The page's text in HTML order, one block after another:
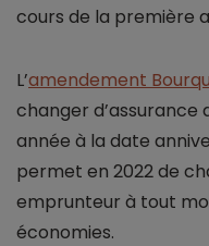
cours de la première
L’amendement
changer
année à la date
permet en 2022 de
emprunteur à tout
économies.